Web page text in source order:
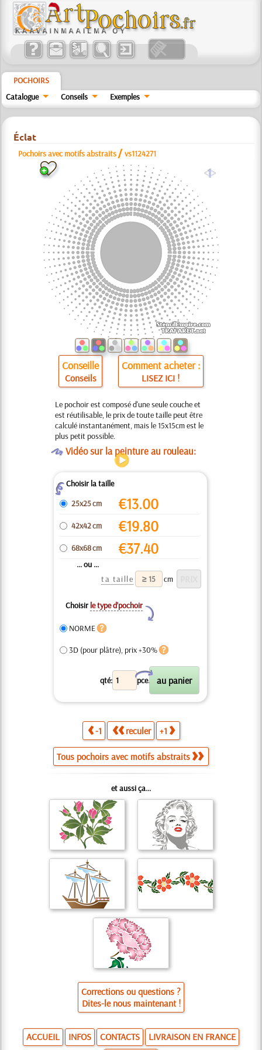
POCHOIRS
Catalogue
Conseils Exemples
Éclat
Pochoirs avec motifs abstraits /vs1124271
a
Conseille
Conseils
Comment acheter :
LISEZ ICI !
Le pochoir est composé d'une seule couche et
est réutilisable, le prix de toute taille peut être
calculé instantanément, mais le 15x15cm est le
plus petit possible.
OVidéo sur la peinture au rouleau:
ZChoisir la taille
25x25 cm
€13.00
42x42 cm €19.80
68x68 cm €37.40
... ou ...
ta taille
cm
Choisir le type d’pochoir
Y
NORME
3D (pour plâtre), prix +30%
qté: pce.
X
-1 reculer +1
Tous pochoirs avec motifs abstraits
et aussi ça...
Corrections ou questions ?
Dites-le nous maintenant !
ACCUEIL INFOS CONTACTS LIVRAISON EN FRANCE